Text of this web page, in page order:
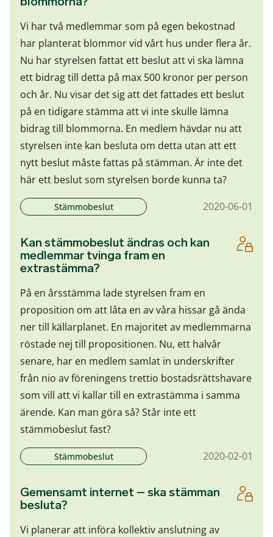
Vi har två medlemmar som på egen bekostnad
har planterat blommor vid vårt hus under flera år.
Nu har styrelsen fattat ett beslut att vi ska lämna
ett bidrag till detta på max 500 kronor per person
och år. Nu visar det sig att det fattades ett beslut
på en tidigare stämma att vi inte skulle lämna
bidrag till blommorna. En medlem hävdar nu att
styrelsen inte kan besluta om detta utan att ett
nytt beslut måste fattas på stämman. Är inte det
här ett beslut som styrelsen borde kunna ta?
Stämmobeslut 2020-06-01
Kan stämmobeslut ändras och kan
medlemmar tvinga fram en
extrastämma?
På en årsstämma lade styrelsen fram en
proposition om att låta en av våra hissar gå ända
ner till källarplanet. En majoritet av medlemmarna
röstade nej till propositionen. Nu, ett halvår
senare, har en medlem samlat in underskrifter
från nio av föreningens trettio bostadsrättshavare
som vill att vi kallar till en extrastämma i samma
ärende. Kan man göra så? Står inte ett
stämmobeslut fast?
Stämmobeslut 2020-02-01
Gemensamt internet – ska stämman
besluta?
Vi planerar att införa kollektiv anslutning av